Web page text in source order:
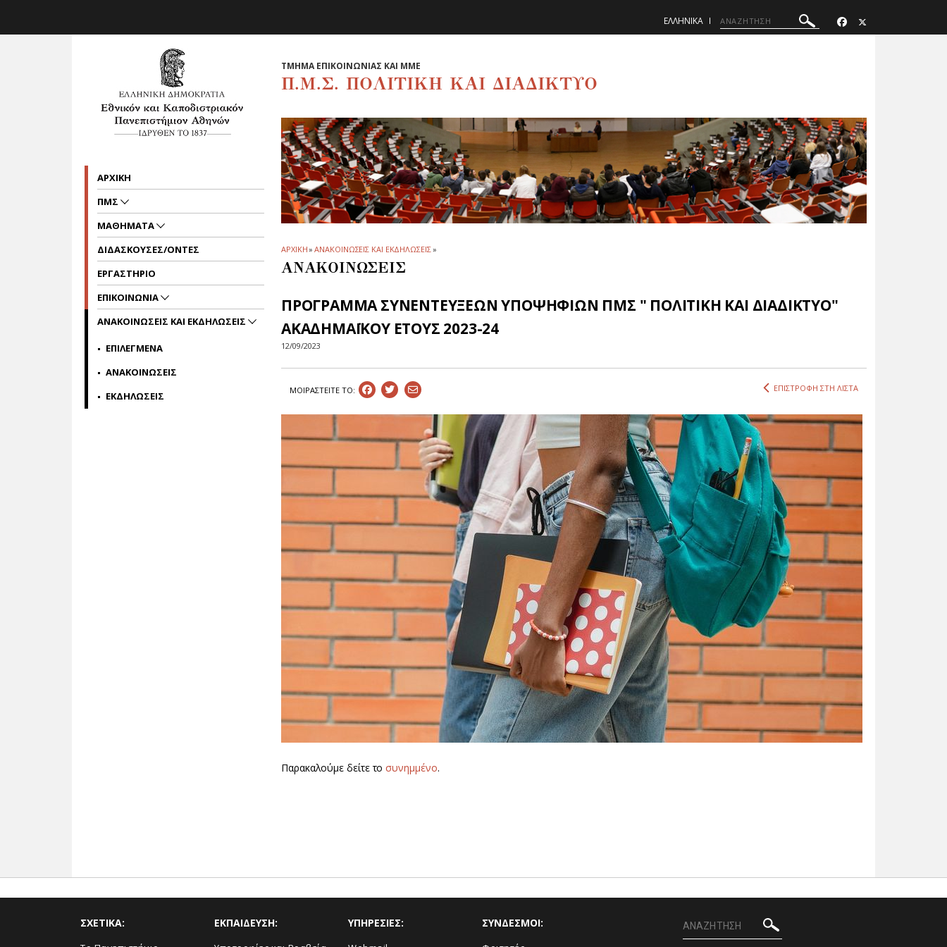
ΕΛΛΗΝΙΚΑ
TΜΗΜΑ ΕΠΙΚΟΙΝΩΝΙΑΣ ΚΑΙ ΜΜΕ
Π.Μ.Σ. ΠΟΛΙΤΙΚΗ ΚΑΙ ΔΙΑΔΙΚΤΥΟ
ΑΡΧΙΚΗ» ΑΝΑΚΟΙΝΩΣΕΙΣ ΚΑΙ ΕΚΔΗΛΩΣΕΙΣ»
ΑΝΑΚΟΙΝΩΣΕΙΣ
ΠΡΟΓΡΑΜΜΑ ΣΥΝΕΝΤΕΥΞΕΩΝ ΥΠΟΨΗΦΙΩΝ ΠΜΣ " ΠΟΛΙΤΙΚΗ ΚΑΙ ΔΙΑΔIΚΤΥΟ"
ΑΚΑΔΗΜΑΪΚΟΥ ΕΤΟΥΣ 2023-24
12/09/2023
ΜΟΙΡΑΣΤEIΤΕ ΤΟ: ΕΠΙΣΤΡΟΦΗ ΣΤΗ ΛΙΣΤΑ
Παρακαλούμε δείτε τοσυνημμένο.
ΑΡΧΙΚΗ
ΠΜΣ
ΜΑΘΗΜΑΤΑ
ΔΙΔΑΣΚΟΥΣΕΣ/ΟΝΤΕΣ
ΕΡΓΑΣΤΗΡΙΟ
ΕΠΙΚΟΙΝΩΝΙΑ
ΑΝΑΚΟΙΝΩΣΕΙΣ ΚΑΙ ΕΚΔΗΛΩΣΕΙΣ
ΕΠΙΛΕΓΜΕΝΑ
ΑΝΑΚΟΙΝΩΣΕΙΣ
ΕΚΔΗΛΩΣΕΙΣ
ΣΧΕΤΙΚΑ: ΕΚΠΑΙΔΕΥΣΗ: ΥΠΗΡΕΣΙΕΣ: ΣΥΝΔΕΣΜΟΙ: